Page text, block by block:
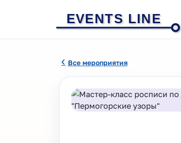
EVENTS LINE
Все мероприятия